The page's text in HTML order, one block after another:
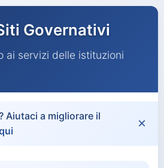
Governativi
ai servizi delle istituzioni
Aiutaci a migliorare il
×